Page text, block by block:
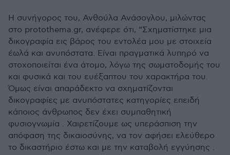
Η συνήγορος του, Ανθούλα Ανάσογλου, μιλώντας
στο protothema.gr, ανέφερε ότι, “Σχηματίστηκε μια
δικογραφία εις βάρος του εντολέα μου με στοιχεία
έωλά και ανυπόστατα. Είναι πραγματικά λυπηρό να
στοχοποιείται ένα άτομο, λόγω της σωματοδομής του
και φυσικά και του ευέξαπτου του χαρακτήρα του.
Όμως είναι απαράδεκτο να σχηματίζονται
δικογραφίες με ανυπόστατες κατηγορίες επειδή
κάποιος άνθρωπος δεν έχει συμπαθητική
φυσιογνωμία . Χαιρετίζουμε ως υπεράσπιση την
απόφαση της δικαιοσύνης, να τον αφήσει ελεύθερο
το δικαστήριο έστω και με την καταβολή εγγύησης .